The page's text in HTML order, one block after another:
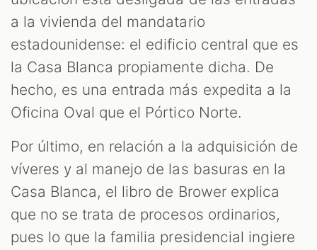
a la vivienda del mandatario
estadounidense: el edificio central que es
la Casa Blanca propiamente dicha. De
hecho, es una entrada más expedita a la
Oficina Oval que el Pórtico Norte.
Por último, en relación a la adquisición de
víveres y al manejo de las basuras en la
Casa Blanca, el libro de Brower explica
que no se trata de procesos ordinarios,
pues lo que la familia presidencial ingiere